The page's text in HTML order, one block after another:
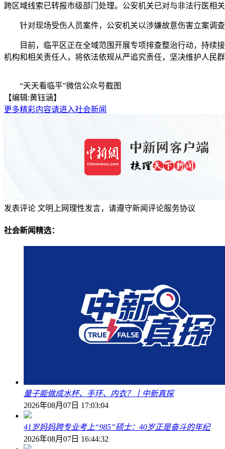
跨区域线索已转报市级部门处理。公安机关已对与非法行医相
针对现场受伤人员案件，公安机关以涉嫌故意伤害立案调查
目前，临平区正在全域范围开展专项排查整治行动，持续接
机构和相关责任人，将依法依规从严追究责任，坚决维护人民群
“天天看临平”微信公众号截图
【编辑:黄钰涵】
更多精彩内容请进入社会新闻
发表评论 文明上网理性发言，请遵守新闻评论服务协议
社会新闻精选：
量子能做成水杯、手环、内衣？丨中新真探
2026年08月07日 17:03:04
41岁妈妈跨专业考上“985”硕士：40岁正是奋斗的年纪
2026年08月07日 16:44:32